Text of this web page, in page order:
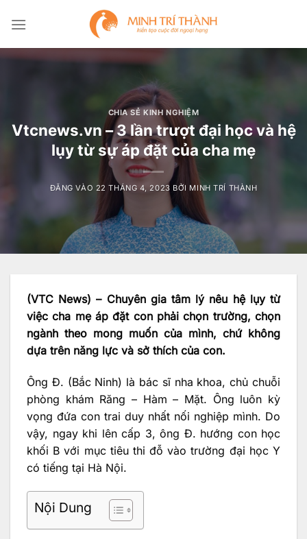
qua
dung
CHIA SẺ KINH NGHIỆM
Vtcnews.vn – 3 lần trượt đại học và hệ
lụy từ sự áp đặt của cha mẹ
ĐĂNG VÀO 22 THÁNG 4, 2023 BỞI MINH TRÍ THÀNH
(VTC News) – Chuyên gia tâm lý nêu hệ lụy từ
việc cha mẹ áp đặt con phải chọn trường, chọn
ngành theo mong muốn của mình, chứ không
dựa trên năng lực và sở thích của con.
Ông Đ. (Bắc Ninh) là bác sĩ nha khoa, chủ chuỗi
phòng khám Răng – Hàm – Mặt. Ông luôn kỳ
vọng đứa con trai duy nhất nối nghiệp mình. Do
vậy, ngay khi lên cấp 3, ông Đ. hướng con học
khối B với mục tiêu thi đỗ vào trường đại học Y
có tiếng tại Hà Nội.
Nội Dung